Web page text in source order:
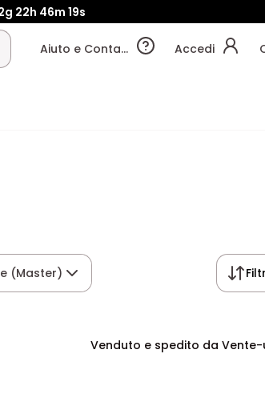
22h 46m 19s
Aiuto e Contatti Accedi
(Master)
Venduto e spedito da Vente-